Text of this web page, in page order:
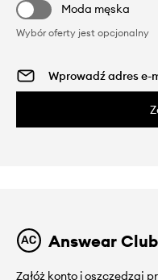
Moda męska
Wybór oferty jest opcjonalny
Answear Club
Załóż konto i oszczędzaj